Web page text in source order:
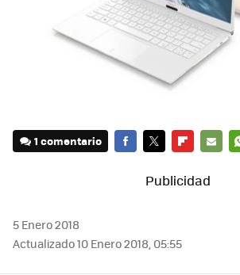
1 comentario
MAIL
5 Enero 2018
Actualizado 10 Enero 2018, 05:55